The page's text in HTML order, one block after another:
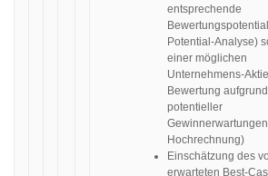
entsprechende
Potential-Analyse)
einer möglichen
Unternehmens-
Bewertung aufgrund
potentieller
Hochrechnung)
Einschätzung des
erwarteten Best-